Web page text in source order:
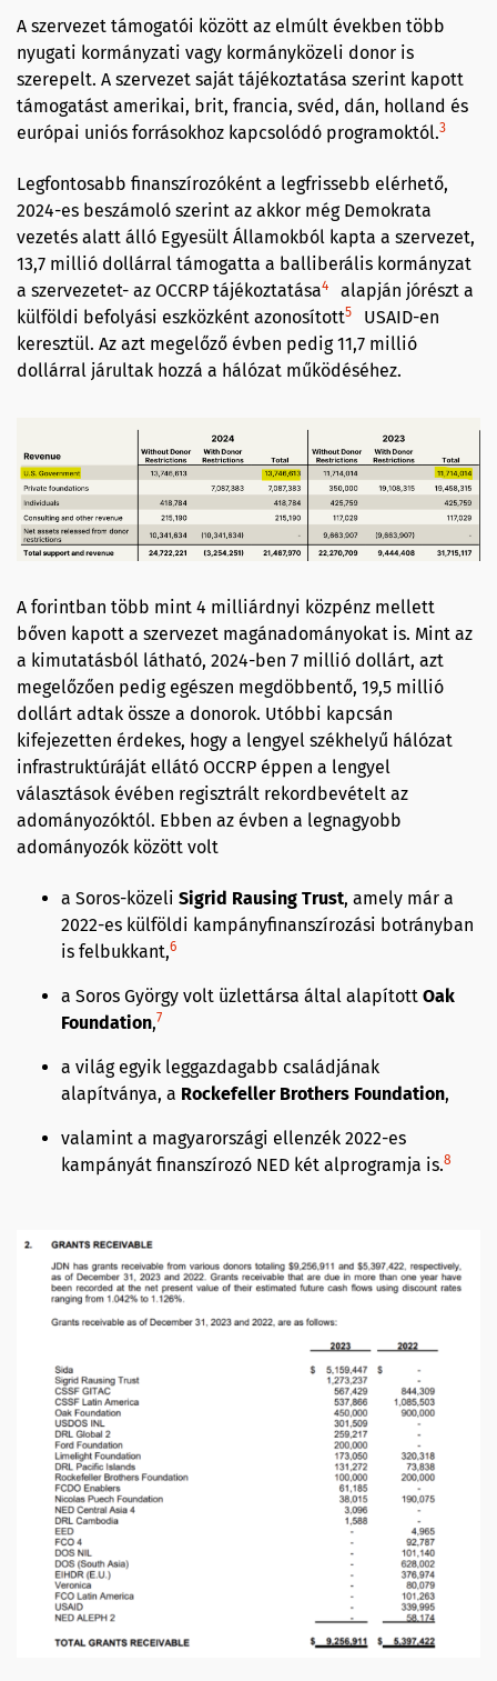
A szervezet támogatói között az elmúlt években több
nyugati kormányzati vagy kormányközeli donor is
szerepelt. A szervezet saját tájékoztatása szerint kapott
támogatást amerikai, brit, francia, svéd, dán, holland és
európai uniós forrásokhoz kapcsolódó programoktól.3
Legfontosabb finanszírozóként a legfrissebb elérhető,
2024-es beszámoló szerint az akkor még Demokrata
vezetés alatt álló Egyesült Államokból kapta a szervezet,
13,7 millió dollárral támogatta a balliberális kormányzat
a szervezetet- az OCCRP tájékoztatása4
alapján jórészt a
külföldi befolyási eszközként azonosított5
USAID-en
keresztül. Az azt megelőző évben pedig 11,7 millió
dollárral járultak hozzá a hálózat működéséhez.
A forintban több mint 4 milliárdnyi közpénz mellett
bőven kapott a szervezet magánadományokat is. Mint az
a kimutatásból látható, 2024-ben 7 millió dollárt, azt
megelőzően pedig egészen megdöbbentő, 19,5 millió
dollárt adtak össze a donorok. Utóbbi kapcsán
kifejezetten érdekes, hogy a lengyel székhelyű hálózat
infrastruktúráját ellátó OCCRP éppen a lengyel
választások évében regisztrált rekordbevételt az
adományozóktól. Ebben az évben a legnagyobb
adományozók között volt
a Soros-közeli Sigrid Rausing Trust, amely már a
2022-es külföldi kampányfinanszírozási botrányban
is felbukkant,6
a Soros György volt üzlettársa által alapított Oak
Foundation,7
a világ egyik leggazdagabb családjának
alapítványa, a Rockefeller Brothers Foundation,
valamint a magyarországi ellenzék 2022-es
kampányát finanszírozó NED két alprogramja is.8